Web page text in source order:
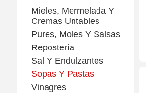
Mieles, Mermelada Y
Cremas Untables
Pures, Moles Y Salsas
Repostería
Sal Y Endulzantes
Sopas Y Pastas
Vinagres